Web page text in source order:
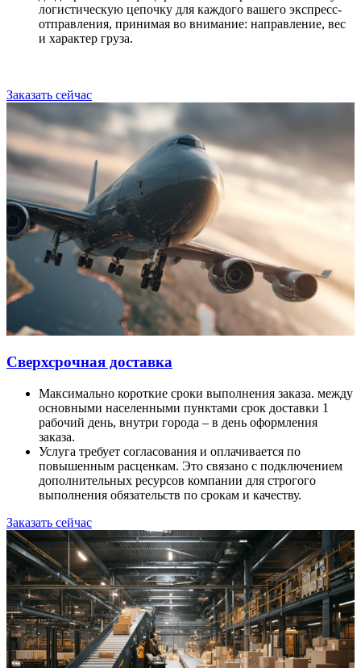
логистическую цепочку для каждого вашего экспресс-
отправления, принимая во внимание: направление, вес
и характер груза.
Заказать сейчас
Сверхсрочная доставка
Максимально короткие сроки выполнения заказа. между
основными населенными пунктами срок доставки 1
рабочий день, внутри города – в день оформления
заказа.
Услуга требует согласования и оплачивается по
повышенным расценкам. Это связано с подключением
дополнительных ресурсов компании для строгого
выполнения обязательств по срокам и качеству.
Заказать сейчас